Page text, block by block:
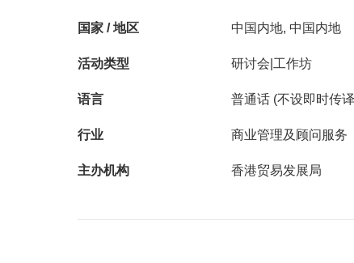
国家 / 地区 中国内地, 中国内地
活动类型 研讨会|工作坊
语言 普通话 (不设即时传
行业 商业管理及顾问服务
主办机构 香港贸易发展局